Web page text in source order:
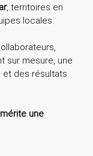
, territoires en
locales.
sur mesure, une
et des résultats
une